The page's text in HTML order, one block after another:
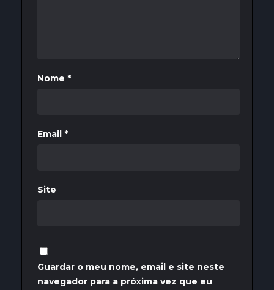
Nome *
Email *
Site
Guardar o meu nome, email e site neste
navegador para a próxima vez que eu